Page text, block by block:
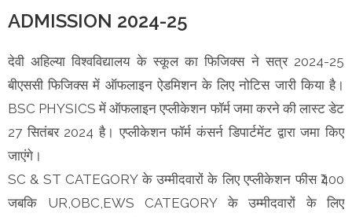
ADMISSION 2024-25
देवी अहिल्या विश्वविद्यालय के स्कूल का फिजिक्स ने सत्र 2024-25
बीएससी फिजिक्स में ऑफलाइन ऐडमिशन के लिए नोटिस जारी किया है।
BSC PHYSICS में ऑफलाइन एप्लीकेशन फॉर्म जमा करने की लास्ट डेट
27 सितंबर 2024 है। एप्लीकेशन फॉर्म कंसर्न डिपार्टमेंट द्वारा जमा किए
जाएंगे।
SC & ST CATEGORY के उम्मीदवारों के लिए एप्लीकेशन फीस ₹400
जबकि UR,OBC,EWS CATEGORY के उम्मीदवारों के लिए